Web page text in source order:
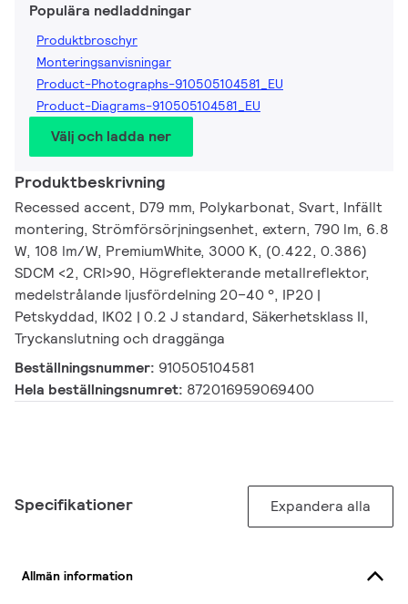
Populära nedladdningar
Produktbroschyr
Monteringsanvisningar
Product-Photographs-910505104581_EU
Product-Diagrams-910505104581_EU
Välj och ladda ner
Produktbeskrivning
Recessed accent, D79 mm, Polykarbonat, Svart, Infällt
montering, Strömförsörjningsenhet, extern, 790 lm, 6.8
W, 108 lm/W, PremiumWhite, 3000 K, (0.422, 0.386)
SDCM <2, CRI>90, Högreflekterande metallreflektor,
medelstrålande ljusfördelning 20–40 °, IP20 |
Petskyddad, IK02 | 0.2 J standard, Säkerhetsklass II,
Tryckanslutning och draggänga
Beställningsnummer: 910505104581
Hela beställningsnumret: 872016959069400
Specifikationer Expandera alla
Allmän information